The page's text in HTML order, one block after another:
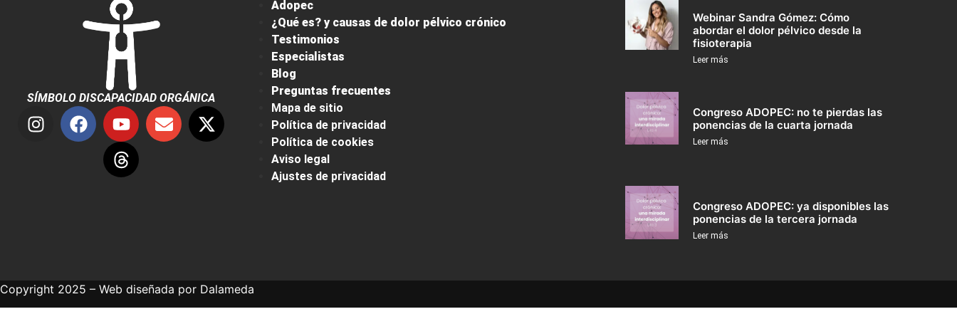
SÍMBOLO DISCAPACIDAD ORGÁNICA
Adopec
¿Qué es? y causas de dolor pélvico crónico
Testimonios
Especialistas
Blog
Preguntas frecuentes
Mapa de sitio
Política de privacidad
Política de cookies
Aviso legal
Ajustes de privacidad
Webinar Sandra Gómez: Cómo
abordar el dolor pélvico desde la
fisioterapia
Leer más
Congreso ADOPEC: no te pierdas las
ponencias de la cuarta jornada
Leer más
Congreso ADOPEC: ya disponibles las
ponencias de la tercera jornada
Leer más
Copyright 2025 – Web diseñada por Dalameda